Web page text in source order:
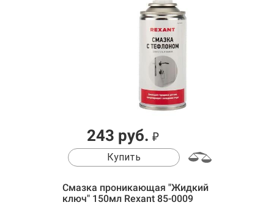
243 руб. ₽
Купить
Смазка проникающая "Жидкий
ключ" 150мл Rexant 85-0009